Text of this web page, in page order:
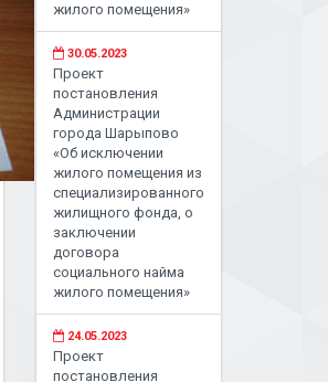
жилого помещения»
30.05.2023
Проект
постановления
Администрации
города Шарыпово
«Об исключении
жилого помещения из
специализированного
жилищного фонда, о
заключении
договора
социального найма
жилого помещения»
24.05.2023
Проект
постановления